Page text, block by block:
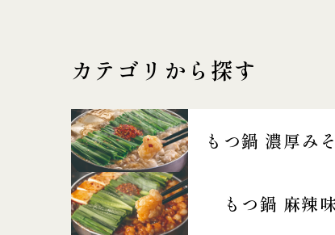
カテゴリから探す
もつ鍋 濃厚み
もつ鍋 麻辣